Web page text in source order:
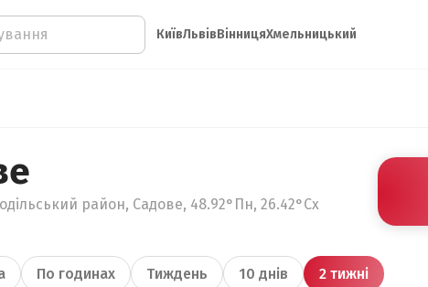
КиївЛьвівВінницяХмельницький
район, Садове, 48.92°Пн, 26.42°Сх
По годинах Тиждень 10 днів 2 тижні